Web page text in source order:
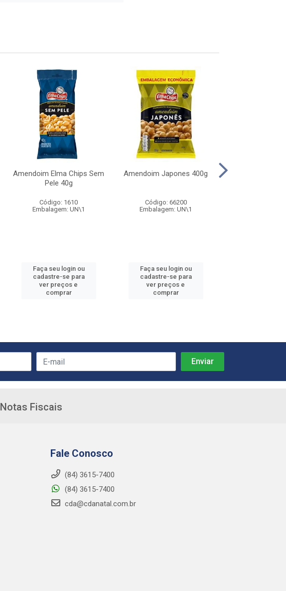
Amendoim Elma Chips Sem
Pele 40g
Código: 1610
Embalagem: UN\1
Faça seu login ou
cadastre-se para
ver preços e
comprar
Amendoim Japones 400g
Código: 66200
Embalagem: UN\1
Faça seu login ou
cadastre-se para
ver preços e
comprar
Notas Fiscais
Fale Conosco
(84) 3615-7400
(84) 3615-7400
cda@cdanatal.com.br